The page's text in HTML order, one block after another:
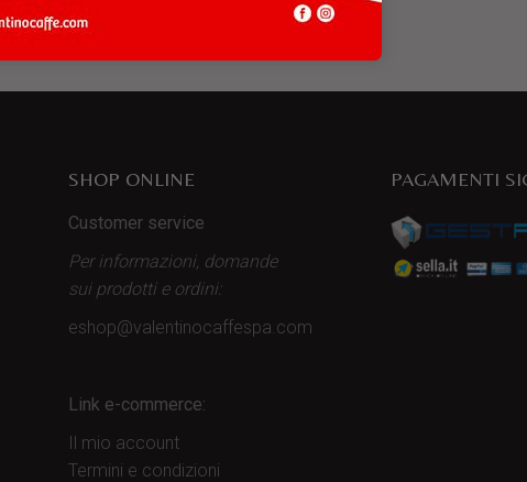
SHOP ONLINE
Customer service
Per informazioni, domande
sui prodotti e ordini:
eshop@valentinocaffespa.com
Link e-commerce:
Il mio account
Termini e condizioni
PAGAMENTI